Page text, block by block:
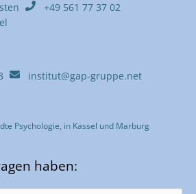
+49 561 77 37 02
institut@gap-gruppe.net
Psychologie, in Kassel und Marburg
haben: